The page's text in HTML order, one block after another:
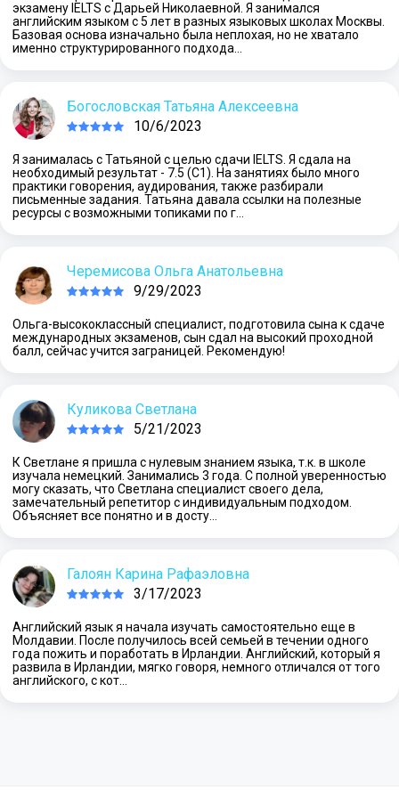
экзамену IELTS с Дарьей Николаевной. Я занимался
английским языком с 5 лет в разных языковых школах Москвы.
Базовая основа изначально была неплохая, но не хватало
именно структурированного подхода…
Богословская Татьяна Алексеевна
10/6/2023
Я занималась с Татьяной с целью сдачи IELTS. Я сдала на
необходимый результат - 7.5 (С1). На занятиях было много
практики говорения, аудирования, также разбирали
письменные задания. Татьяна давала ссылки на полезные
ресурсы с возможными топиками по г…
Черемисова Ольга Анатольевна
9/29/2023
Ольга-высококлассный специалист, подготовила сына к сдаче
международных экзаменов, сын сдал на высокий проходной
балл, сейчас учится заграницей. Рекомендую!
Куликова Светлана
5/21/2023
К Светлане я пришла с нулевым знанием языка, т.к. в школе
изучала немецкий. Занимались 3 года. С полной уверенностью
могу сказать, что Светлана специалист своего дела,
замечательный репетитор с индивидуальным подходом.
Объясняет все понятно и в досту…
Галоян Карина Рафаэловна
3/17/2023
Английский язык я начала изучать самостоятельно еще в
Молдавии. После получилось всей семьей в течении одного
года пожить и поработать в Ирландии. Английский, который я
развила в Ирландии, мягко говоря, немного отличался от того
английского, с кот…